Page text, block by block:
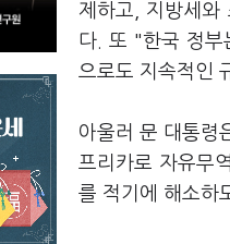
제하고, 지방세와
다. 또 "한국 정부
으로도 지속적인
아울러 문 대통령
프리카로 자유무
를 적기에 해소하